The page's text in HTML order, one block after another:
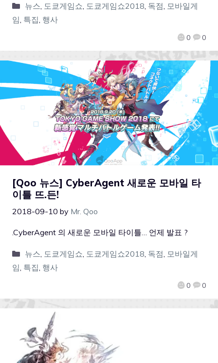
0 0
뉴스, 도쿄게임쇼, 도쿄게임쇼2018, 독점, 모바일게
임, 특집, 행사
[Qoo 뉴스] CyberAgent 새로운 모바일 타
이틀 뜨.든!
2018-09-10 by Mr. Qoo
0 0
.CyberAgent 의 새로운 모바일 타이틀… 언제 발표 ?
뉴스, 도쿄게임쇼, 도쿄게임쇼2018, 독점, 모바일게
임, 특집, 행사